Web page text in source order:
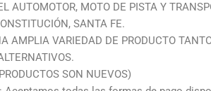
AUTOMOTOR, MOTO DE PISTA Y
SANTA FE.
AMPLIA VARIEDAD DE PRODUCTO
SON NUEVOS)